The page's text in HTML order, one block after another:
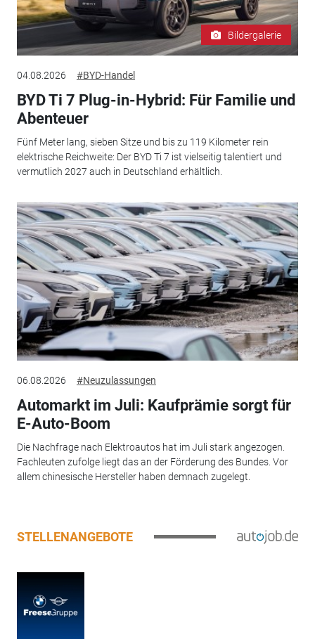
Bildergalerie
04.08.2026 #BYD-Handel
BYD Ti 7 Plug-in-Hybrid: Für Familie und
Abenteuer
Fünf Meter lang, sieben Sitze und bis zu 119 Kilometer rein
elektrische Reichweite: Der BYD Ti 7 ist vielseitig talentiert und
vermutlich 2027 auch in Deutschland erhältlich.
06.08.2026 #Neuzulassungen
Automarkt im Juli: Kaufprämie sorgt für
E-Auto-Boom
Die Nachfrage nach Elektroautos hat im Juli stark angezogen.
Fachleuten zufolge liegt das an der Förderung des Bundes. Vor
allem chinesische Hersteller haben demnach zugelegt.
STELLENANGEBOTE